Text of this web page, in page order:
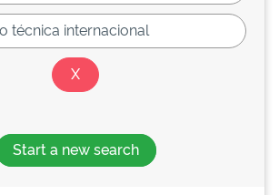
Start a new search